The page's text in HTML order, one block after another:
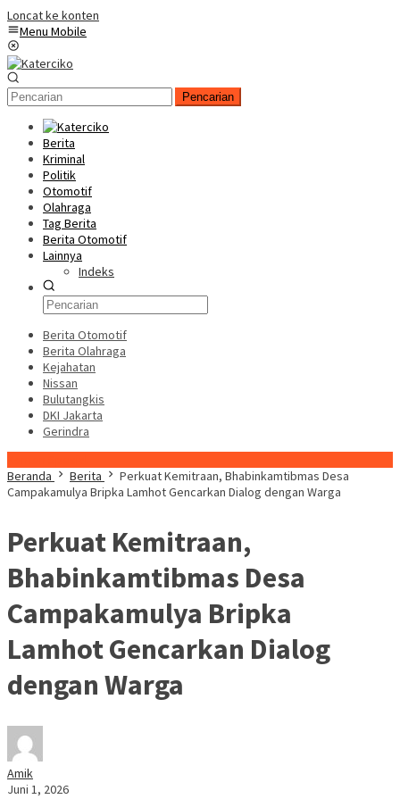
Loncat ke konten
Menu Mobile
Pencarian
Berita
Kriminal
Politik
Otomotif
Olahraga
Tag Berita
Berita Otomotif
Lainnya
Indeks
Berita Otomotif
Berita Olahraga
Kejahatan
Nissan
Bulutangkis
DKI Jakarta
Gerindra
Beranda
Berita
Perkuat Kemitraan, Bhabinkamtibmas Desa
Campakamulya Bripka Lamhot Gencarkan Dialog dengan Warga
Perkuat Kemitraan,
Bhabinkamtibmas Desa
Campakamulya Bripka
Lamhot Gencarkan Dialog
dengan Warga
Amik
Juni 1, 2026